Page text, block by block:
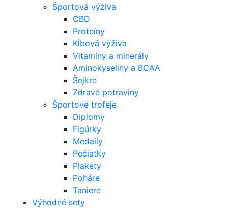
Športová výživa
CBD
Proteíny
Kĺbová výživa
Vitamíny a minerály
Aminokyseliny a BCAA
Šejkre
Zdravé potraviny
Športové trofeje
Diplomy
Figúrky
Medaily
Pečiatky
Plakety
Poháre
Taniere
Výhodné sety